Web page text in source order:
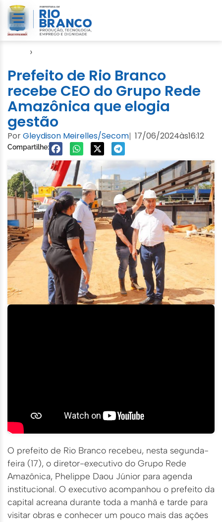
›
Prefeito de Rio Branco
recebe CEO do Grupo Rede
Amazônica que elogia
gestão
PorGleydison Meirelles/Secom| 17/06/2024às16:12
Compartilhe:
O prefeito de Rio Branco recebeu, nesta segunda-
feira (17), o diretor-executivo do Grupo Rede
Amazônica, Phelippe Daou Júnior para agenda
institucional. O executivo acompanhou o prefeito da
capital acreana durante toda a manhã e tarde para
visitar obras e conhecer um pouco mais das ações